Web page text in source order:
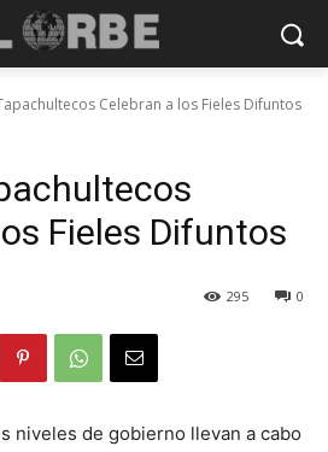
Celebran a los Fieles Difuntos
Fieles Difuntos
0
295
niveles de gobierno llevan a cabo